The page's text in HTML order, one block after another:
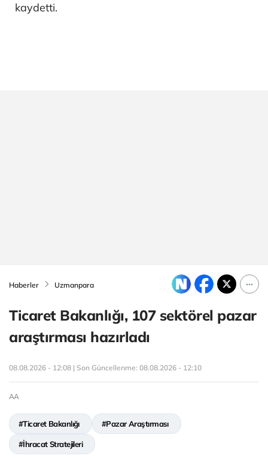
kaydetti.
Haberler Uzmanpara
Ticaret Bakanlığı, 107 sektörel pazar
araştırması hazırladı
08.08.2026 - 12:08 | Son Güncellenme: 08.08.2026 - 12:10
AA
#Ticaret Bakanlığı #Pazar Araştırması
#İhracat Stratejileri